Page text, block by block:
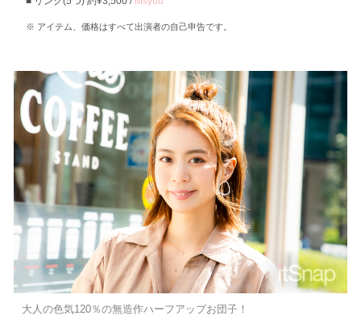
アイテム、価格はすべて出演者の自己申告です。
大人の色気120％の無造作ハーフアップお団子！